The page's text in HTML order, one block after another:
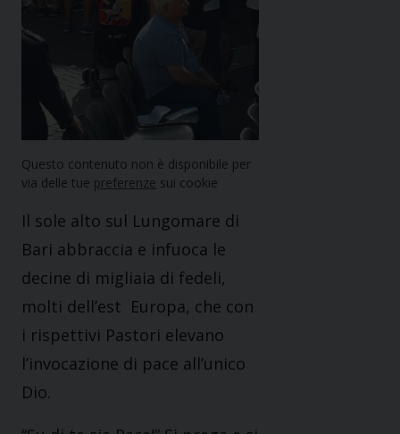
Questo contenuto non è disponibile per
via delle tue preferenze sui cookie
Il sole alto sul Lungomare di
Bari abbraccia e infuoca le
decine di migliaia di fedeli,
molti dell’est Europa, che con
i rispettivi Pastori elevano
l’invocazione di pace all’unico
Dio.